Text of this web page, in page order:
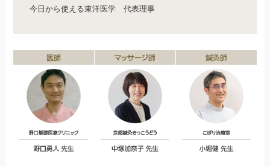
今日から使える東洋医学 代表理事